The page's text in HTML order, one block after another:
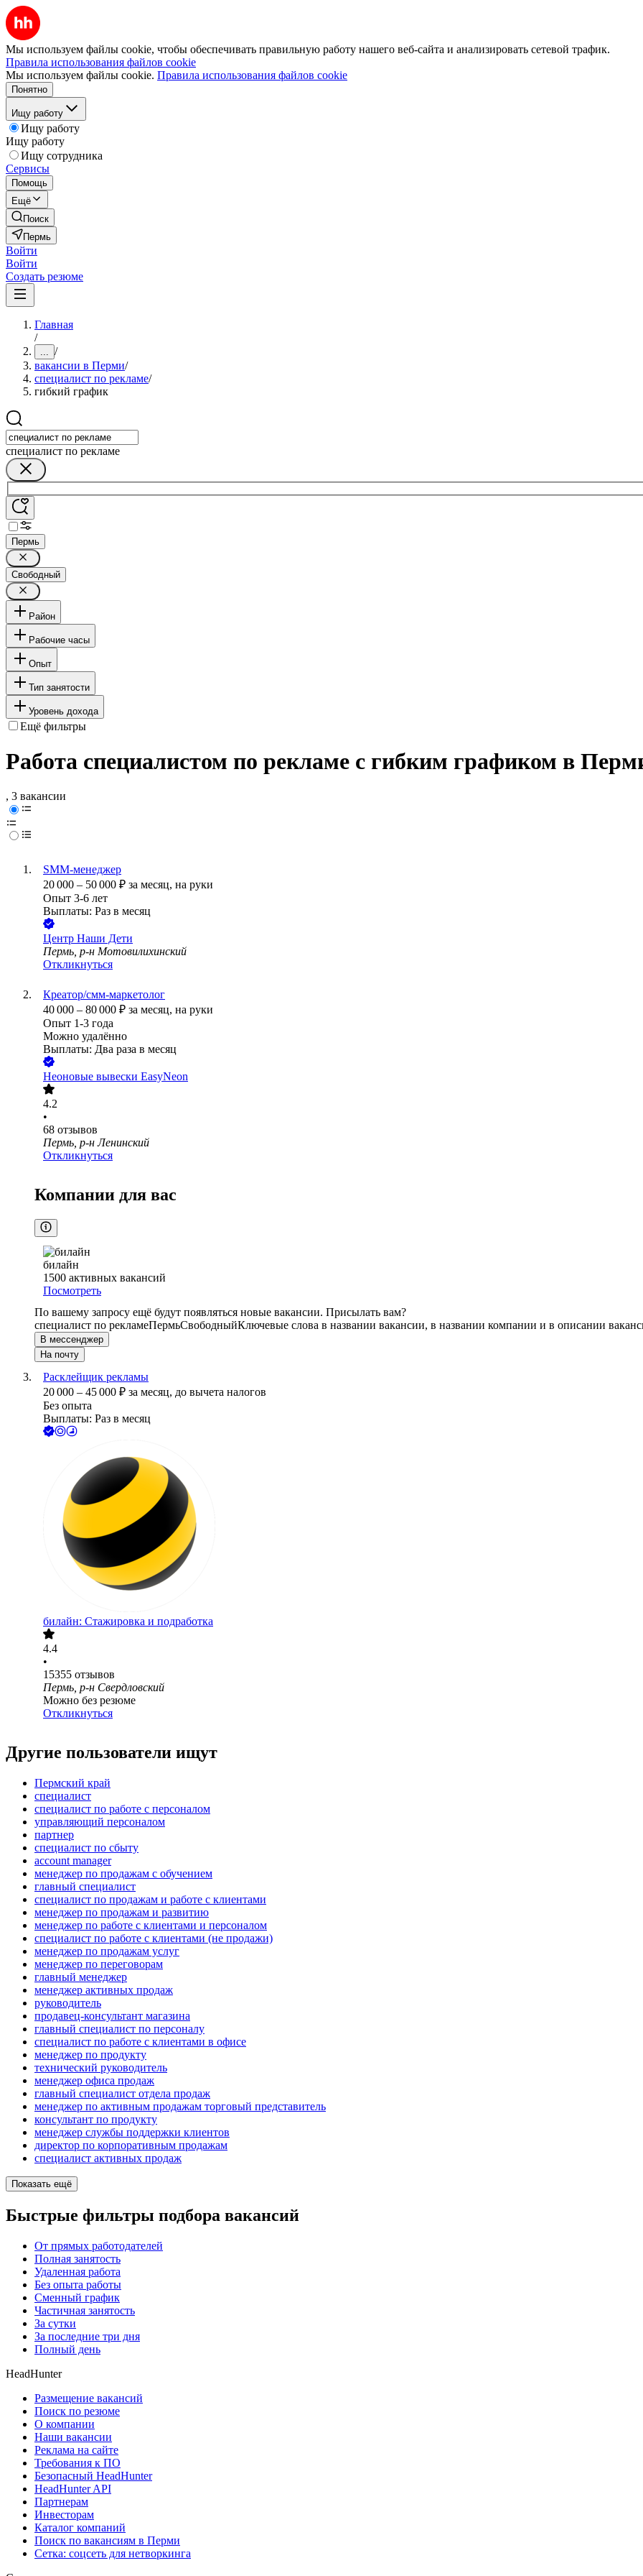
Мы используем файлы cookie, чтобы обеспечивать правильную работу нашего веб-сайта и анализировать сетевой трафик.
Правила использования файлов cookie
Мы используем файлы cookie. Правила использования файлов cookie
Понятно
Ищу работу
Ищу работу
Ищу работу
Ищу сотрудника
Сервисы
Помощь
Ещё
Поиск
Пермь
Войти
Войти
Создать резюме
Главная
/
... /
вакансии в Перми/
специалист по рекламе/
гибкий график
специалист по рекламе
Пермь
Свободный
Район
Рабочие часы
Опыт
Тип занятости
Уровень дохода
Ещё фильтры
Работа специалистом по рекламе с гибким графиком в
, 3 вакансии
SMM-менеджер
20 000 – 50 000 ₽ за месяц, на руки
Опыт 3-6 лет
Выплаты: Раз в месяц
Центр Наши Дети
Пермь, р-н Мотовилихинский
Откликнуться
Креатор/смм-маркетолог
40 000 – 80 000 ₽ за месяц, на руки
Опыт 1-3 года
Можно удалённо
Выплаты: Два раза в месяц
Неоновые вывески EasyNeon
4.2
•
68 отзывов
Пермь, р-н Ленинский
Откликнуться
Компании для вас
билайн
1500 активных вакансий
Посмотреть
По вашему запросу ещё будут появляться новые вакансии. Присылать вам?
специалист по рекламеПермьСвободныйКлючевые слова в названии вакансии, в названии компании и в описании
В мессенджер
На почту
Расклейщик рекламы
20 000 – 45 000 ₽ за месяц, до вычета налогов
Без опыта
Выплаты: Раз в месяц
билайн: Стажировка и подработка
4.4
•
15355 отзывов
Пермь, р-н Свердловский
Можно без резюме
Откликнуться
Другие пользователи ищут
Пермский край
специалист
специалист по работе с персоналом
управляющий персоналом
партнер
специалист по сбыту
account manager
менеджер по продажам с обучением
главный специалист
специалист по продажам и работе с клиентами
менеджер по продажам и развитию
менеджер по работе с клиентами и персоналом
специалист по работе с клиентами (не продажи)
менеджер по продажам услуг
менеджер по переговорам
главный менеджер
менеджер активных продаж
руководитель
продавец-консультант магазина
главный специалист по персоналу
специалист по работе с клиентами в офисе
менеджер по продукту
технический руководитель
менеджер офиса продаж
главный специалист отдела продаж
менеджер по активным продажам торговый представитель
консультант по продукту
менеджер службы поддержки клиентов
директор по корпоративным продажам
специалист активных продаж
Показать ещё
Быстрые фильтры подбора вакансий
От прямых работодателей
Полная занятость
Удаленная работа
Без опыта работы
Сменный график
Частичная занятость
За сутки
За последние три дня
Полный день
HeadHunter
Размещение вакансий
Поиск по резюме
О компании
Наши вакансии
Реклама на сайте
Требования к ПО
Безопасный HeadHunter
HeadHunter API
Партнерам
Инвесторам
Каталог компаний
Поиск по вакансиям в Перми
Сетка: соцсеть для нетворкинга